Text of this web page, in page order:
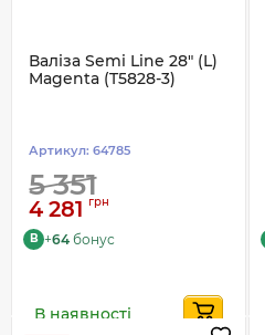
Валіза Semi Line 28" (L)
Magenta (T5828-3)
Артикул: 64785
5 351
4 281 грн
B +64 бонус
В наявності